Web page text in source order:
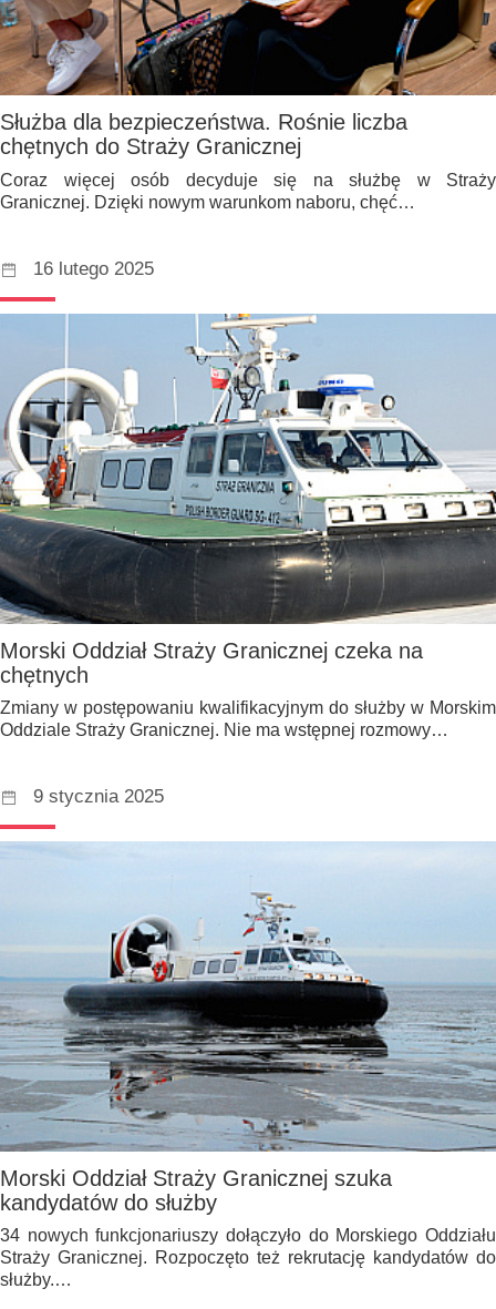
Służba dla bezpieczeństwa. Rośnie liczba
chętnych do Straży Granicznej
Coraz więcej osób decyduje się na służbę w Straży
Granicznej. Dzięki nowym warunkom naboru, chęć…
16 lutego 2025
Morski Oddział Straży Granicznej czeka na
chętnych
Zmiany w postępowaniu kwalifikacyjnym do służby w Morskim
Oddziale Straży Granicznej. Nie ma wstępnej rozmowy…
9 stycznia 2025
Morski Oddział Straży Granicznej szuka
kandydatów do służby
34 nowych funkcjonariuszy dołączyło do Morskiego Oddziału
Straży Granicznej. Rozpoczęto też rekrutację kandydatów do
służby.…